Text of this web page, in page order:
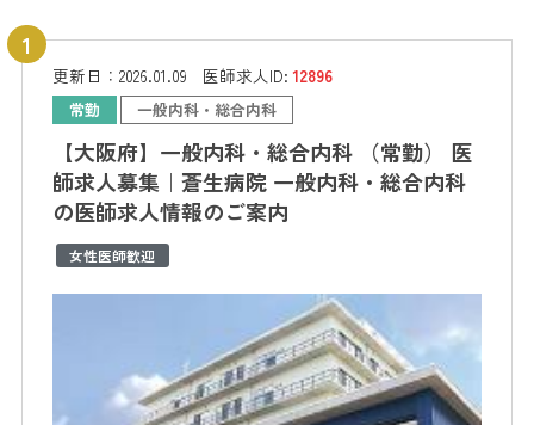
更新日： 2026.01.09 医師求人ID:12896
常勤 一般内科・総合内科
【大阪府】一般内科・総合内科 （常勤） 医
師求人募集｜蒼生病院 一般内科・総合内科
の医師求人情報のご案内
女性医師歓迎